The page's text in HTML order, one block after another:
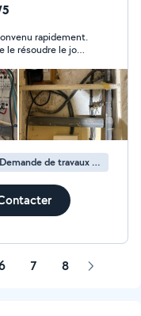
aux
sans engagement
ou tout autre besoin
rapidement.
le résoudre le jour
Demande de travaux d’électricité
7 8 Page